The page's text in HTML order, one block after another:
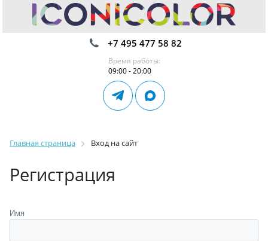
+7 495 477 58 82
Время работы:
09:00 - 20:00
Главная страница Вход на сайт
Регистрация
Имя